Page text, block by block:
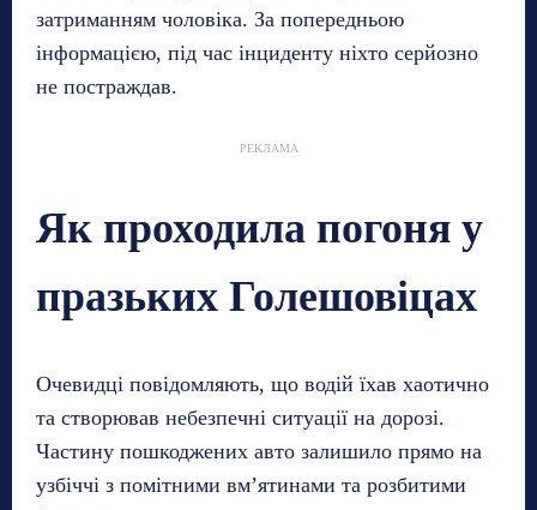
затриманням чоловіка. За попередньою
інформацією, під час інциденту ніхто серйозно
не постраждав.
РЕКЛАМА
Як проходила погоня у
празьких Голешовіцах
Очевидці повідомляють, що водій їхав хаотично
та створював небезпечні ситуації на дорозі.
Частину пошкоджених авто залишило прямо на
узбіччі з помітними вм’ятинами та розбитими